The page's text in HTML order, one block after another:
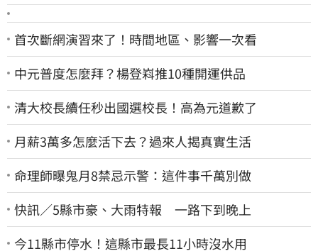
首次斷網演習來了！時間地區、影響一次看
中元普度怎麼拜？楊登嵙推10種開運供品
清大校長續任秒出國選校長！高為元道歉了
月薪3萬多怎麼活下去？過來人揭真實生活
命理師曝鬼月8禁忌示警：這件事千萬別做
快訊／5縣市豪、大雨特報 一路下到晚上
今11縣市停水！這縣市最長11小時沒水用